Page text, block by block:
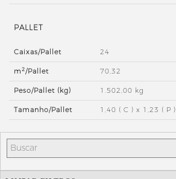
PALLET
Caixas/Pallet 24
m2/Pallet 70,32
Peso/Pallet (kg) 1.502,00 kg
Tamanho/Pallet 1,40 ( C ) x 1,23 ( P )